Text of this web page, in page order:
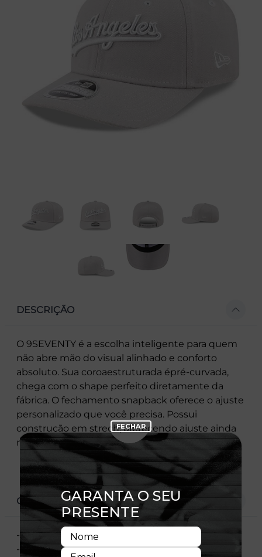
DESCRIÇÃO
O 9SEVENTY é a escolha inteligente para quem
não abre mão do visual alinhado e conforto
absoluto. Sua coroaestruturada épré-curvada,
chega com o shape perfeito diretamente da
fábrica. O fechamento snapback oferece o ajuste
personalizado que você precisa. Possui
construção em strech, oferecendo ajuste ainda
mais preciso
CARACTERÍSTICAS
- Modelo Ajustável
- Aba Curva